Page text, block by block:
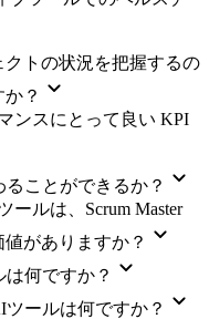
トの状況を把握するの
？
ンスにとって良い KPI
ことができるか？
ールは、Scrum Master
がありますか？
何ですか？
ールは何ですか？